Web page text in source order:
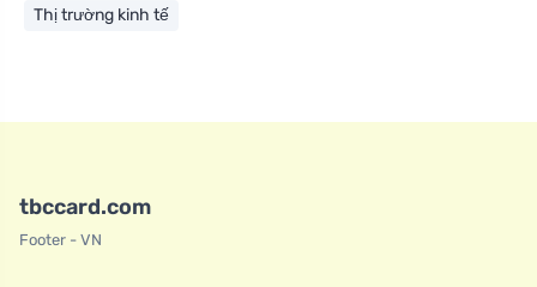
Thị trường kinh tế
tbccard.com
Footer - VN